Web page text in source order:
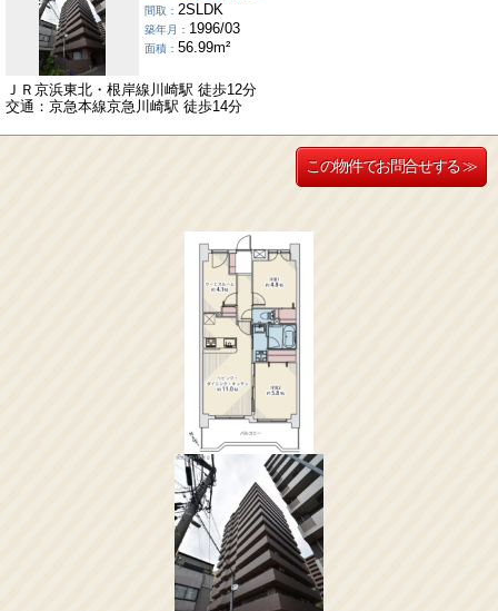
間取： 2SLDK
築年月： 1996/03
面積： 56.99m²
ＪＲ京浜東北・根岸線川崎駅 徒歩12分
交通：京急本線京急川崎駅 徒歩14分
この物件でお問合せする ≫